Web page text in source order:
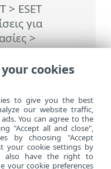
> ESET
για
>
διαδίκτυο>
cookies
to give you the best
our website traffic,
You can agree to the
"Accept all and close",
by choosing "Accept
your cookie settings by
also have the right to
your cookie preferences